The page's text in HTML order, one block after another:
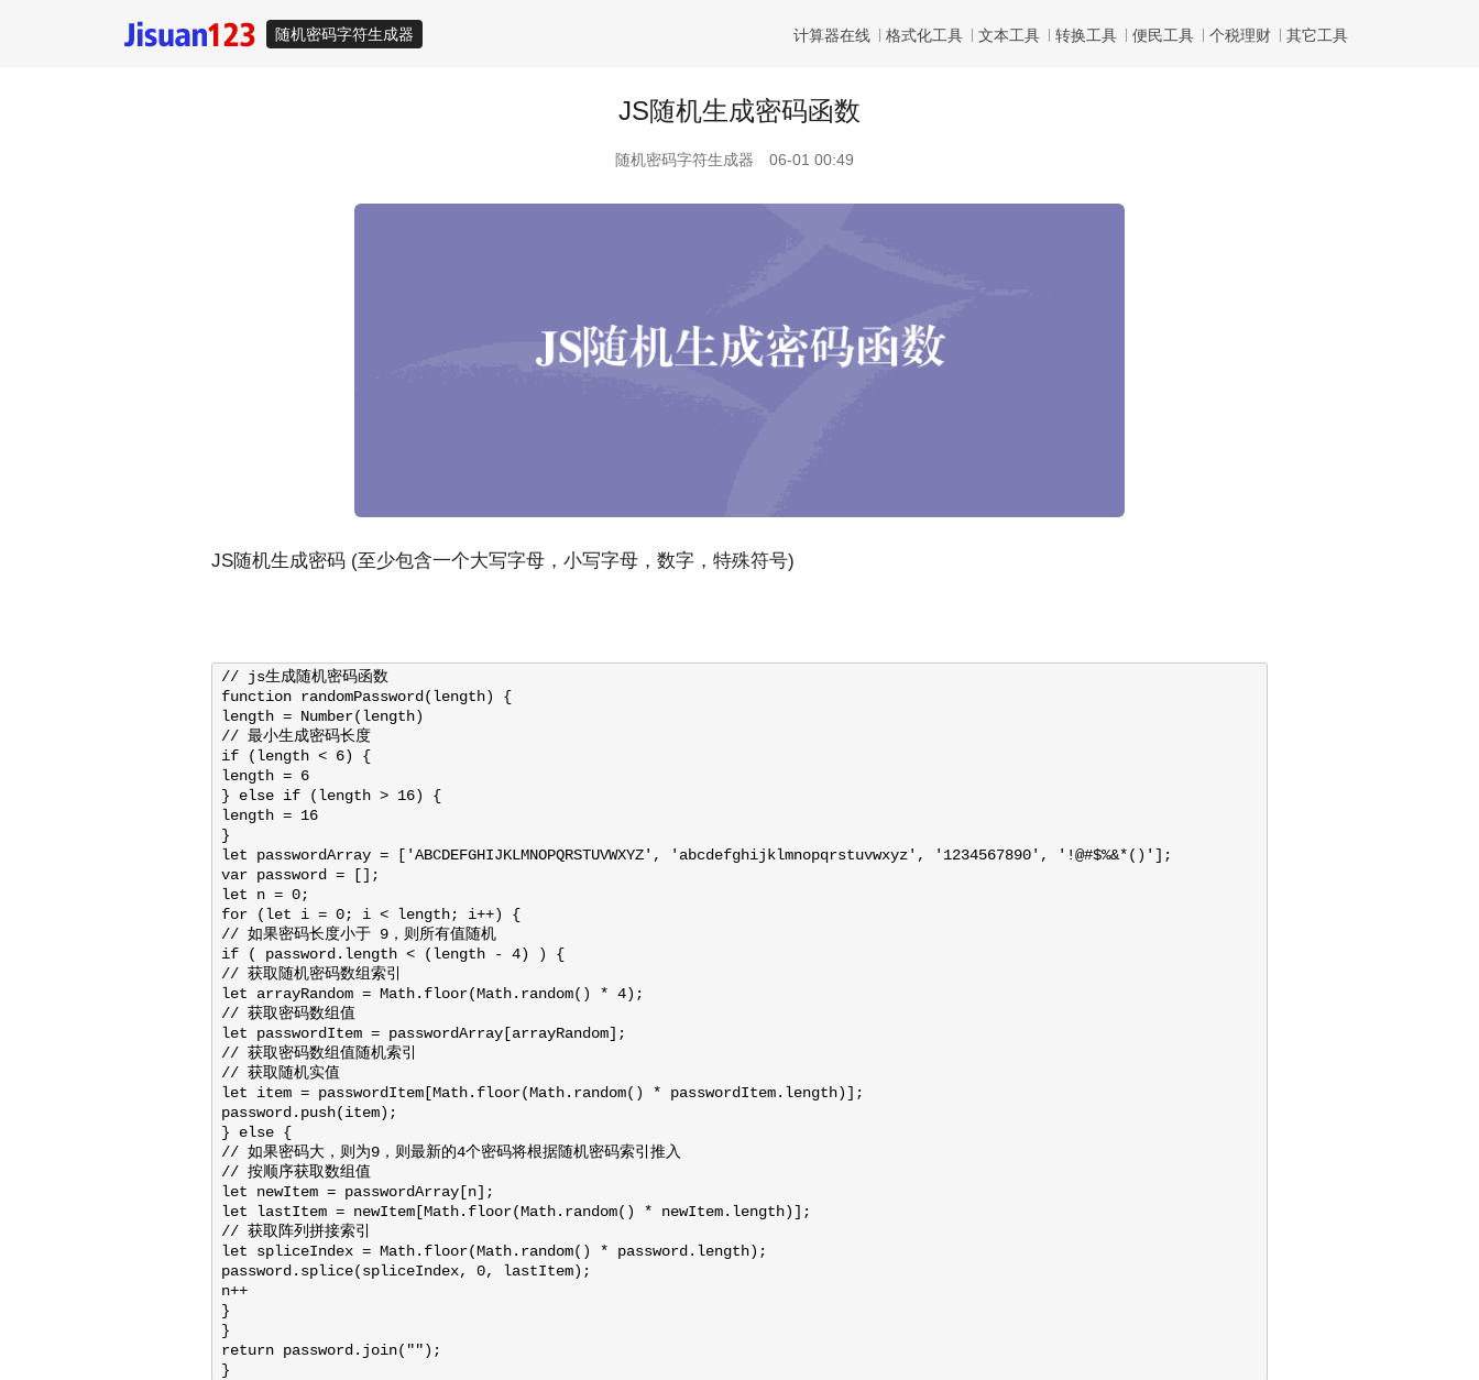
随机密码字符生成器 计算器在线 格式化工具 文本工具 转换工具 便民工具 个税理财 其它工具
JS随机生成密码函数
随机密码字符生成器 06-01 00:49
JS随机生成密码 (至少包含一个大写字母，小写字母，数字，特殊符号)
// js生成随机密码函数
function randomPassword(length) {
length = Number(length)
// 最小生成密码长度
if (length < 6) {
length = 6
} else if (length > 16) {
length = 16
}
let passwordArray = ['ABCDEFGHIJKLMNOPQRSTUVWXYZ', 'abcdefghijklmnopqrstuvwxyz', '1234567890', '!@#$%&*()'];
var password = [];
let n = 0;
for (let i = 0; i < length; i++) {
// 如果密码长度小于 9，则所有值随机
if ( password.length < (length - 4) ) {
// 获取随机密码数组索引
let arrayRandom = Math.floor(Math.random() * 4);
// 获取密码数组值
let passwordItem = passwordArray[arrayRandom];
// 获取密码数组值随机索引
// 获取随机实值
let item = passwordItem[Math.floor(Math.random() * passwordItem.length)];
password.push(item);
} else {
// 如果密码大，则为9，则最新的4个密码将根据随机密码索引推入
// 按顺序获取数组值
let newItem = passwordArray[n];
let lastItem = newItem[Math.floor(Math.random() * newItem.length)];
// 获取阵列拼接索引
let spliceIndex = Math.floor(Math.random() * password.length);
password.splice(spliceIndex, 0, lastItem);
n++
}
}
return password.join("");
}